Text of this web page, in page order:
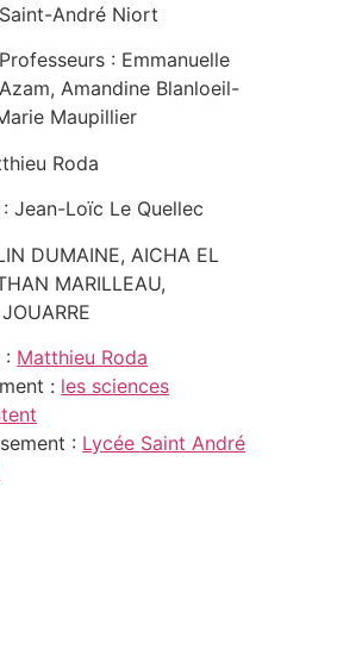
Saint-André Niort
Professeurs : Emmanuelle
Azam, Amandine Blanloeil-
Maupillier
Roda
Jean-Loïc Le Quellec
DUMAINE, AICHA EL
MARILLEAU,
: Matthieu Roda
: les sciences
: Lycée Saint André